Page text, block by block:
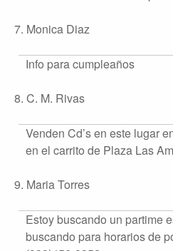
7. Monica Diaz
Info para cumpleaños
8. C. M. Rivas
Venden Cd’s en este lugar
en el carrito de Plaza Las
9. Maria Torres
Estoy buscando un partime
buscando para horarios de